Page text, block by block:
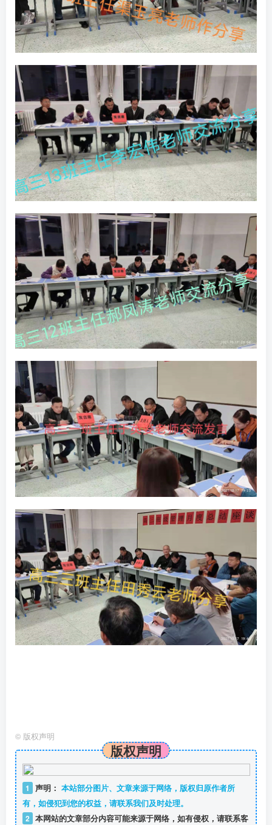
© 版权声明
版权声明
1 声明： 本站部分图片、文章来源于网络，版权归原作者所
有，如侵犯到您的权益，请联系我们及时处理。
2 本网站的文章部分内容可能来源于网络，如有侵权，请联系客